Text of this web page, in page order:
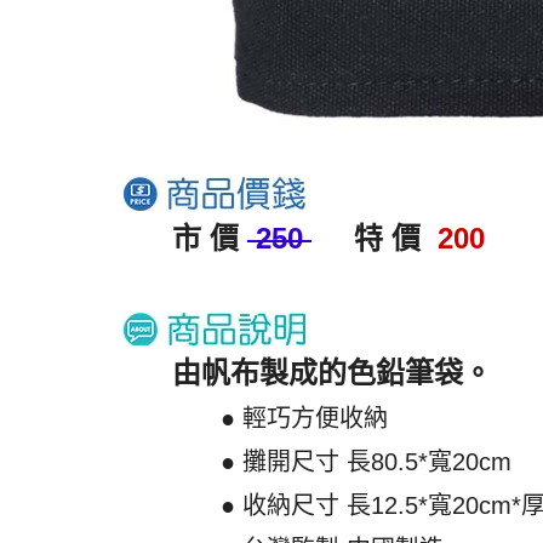
市 價 250 特 價 200
由帆布製成的色鉛筆袋。
● 輕巧方便收納
● 攤開尺寸 長80.5*寬20cm
● 收納尺寸 長12.5*寬20cm*